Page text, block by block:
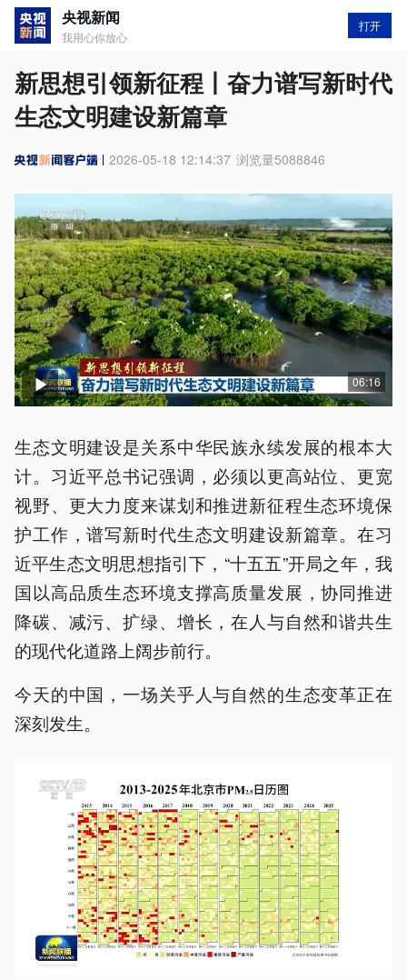
央视新闻
我用心你放心
打开
新思想引领新征程丨奋力谱写新时代
生态文明建设新篇章
2026-05-18 12:14:37 浏览量5088846
06:16
生态文明建设是关系中华民族永续发展的根本大
计。习近平总书记强调，必须以更高站位、更宽
视野、更大力度来谋划和推进新征程生态环境保
护工作，谱写新时代生态文明建设新篇章。在习
近平生态文明思想指引下，“十五五”开局之年，我
国以高品质生态环境支撑高质量发展，协同推进
降碳、减污、扩绿、增长，在人与自然和谐共生
的现代化道路上阔步前行。
今天的中国，一场关乎人与自然的生态变革正在
深刻发生。